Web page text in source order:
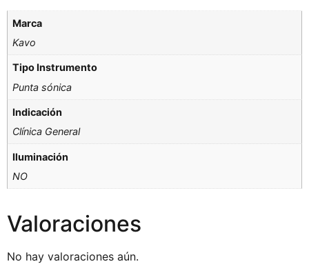
Marca
Kavo
Tipo Instrumento
Punta sónica
Indicación
Clínica General
Iluminación
NO
Valoraciones
No hay valoraciones aún.